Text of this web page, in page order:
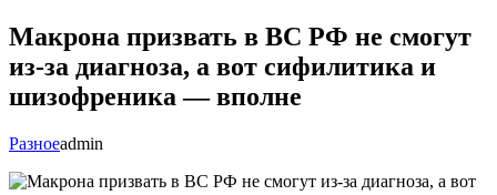
Макрона призвать в ВС РФ не смогут
из-за диагноза, а вот сифилитика и
шизофреника — вполне
Разноеadmin